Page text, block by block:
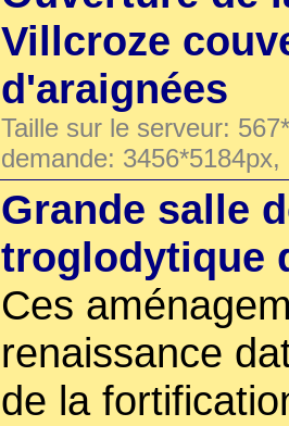
Villcroze
d'araignées
Taille sur le serveur:
demande:
Grande salle
troglodytique
Ces
renaissance
de la